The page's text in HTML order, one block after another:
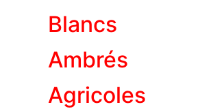
Blancs
Ambrés
Agricoles